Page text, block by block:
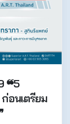
❝5
อนเตรียม